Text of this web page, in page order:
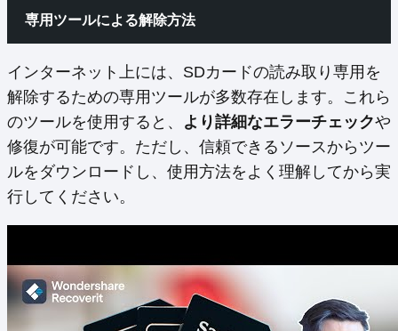
専用ツールによる解除方法
インターネット上には、SDカードの読み取り専用を
解除するための専用ツールが多数存在します。これら
のツールを使用すると、 より詳細なエラーチェックや
修復が可能です。ただし、信頼できるソースからツー
ルをダウンロードし、使用方法をよく理解してから実
行してください。